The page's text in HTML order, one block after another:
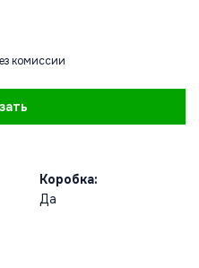
комиссии
Коробка:
Да